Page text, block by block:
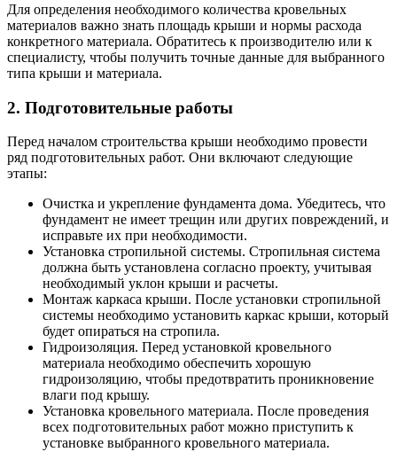
Для определения необходимого количества кровельных
материалов важно знать площадь крыши и нормы расхода
конкретного материала. Обратитесь к производителю или к
специалисту, чтобы получить точные данные для выбранного
типа крыши и материала.
2. Подготовительные работы
Перед началом строительства крыши необходимо провести
ряд подготовительных работ. Они включают следующие
этапы:
Очистка и укрепление фундамента дома. Убедитесь, что
фундамент не имеет трещин или других повреждений, и
исправьте их при необходимости.
Установка стропильной системы. Стропильная система
должна быть установлена согласно проекту, учитывая
необходимый уклон крыши и расчеты.
Монтаж каркаса крыши. После установки стропильной
системы необходимо установить каркас крыши, который
будет опираться на стропила.
Гидроизоляция. Перед установкой кровельного
материала необходимо обеспечить хорошую
гидроизоляцию, чтобы предотвратить проникновение
влаги под крышу.
Установка кровельного материала. После проведения
всех подготовительных работ можно приступить к
установке выбранного кровельного материала.